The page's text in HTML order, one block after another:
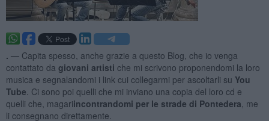
. — Capita spesso, anche grazie a questo Blog, che io venga
contattato da giovani artisti che mi scrivono proponendomi la loro
musica e segnalandomi i link cui collegarmi per ascoltarli su You
Tube . Ci sono poi quelli che mi inviano una copia del loro cd e
quelli che, magariincontrandomi per le strade di Pontedera , me
li consegnano direttamente.